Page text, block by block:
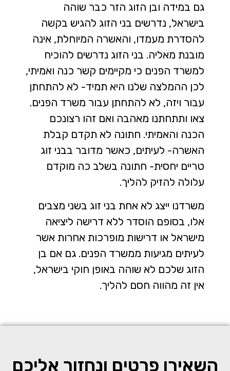
גם במידה ובן הזוג הזר כבר שוהה
בישראל, נדרשים בני הזוג להגיש בקשה
להסדרת מעמדו, והאשרה המיוחלת, אינה
מובנת מאליה. בני הזוג נדרשים להוכיח
למשרד הפנים כי מקיימים קשר כנה ואמיתי,
לכן ההמלצה שלנו היא תמיד- לא להתחתן
עבור ויזה, לא להתחתן עבור משרד הפנים.
צאו ותתחתנו מאהבה ואם זהו רצונכם
הכנה והאמיתי. חתונה לא תקדם קבלת
האשרה- לעיתים, כאשר מדובר בבני זוג
טריים יחסית- חתונה בשלב כה מוקדם
עלולה להזיק להליך.
משרדנו ייצג לא אחת בני זוג בשני מצבים
אלו, בסופם הוסדר ללא דרישה ליציאה
מישראל או דרישות מופרכות אחרות אשר
לעיתים מגיעות ממשרד הפנים. גם אם בן
הזוג שלכם לא שוהה באופן חוקי בישראל,
אין זה מהווה חסם להליך.
השאירו פרטים ונחזור אליכם